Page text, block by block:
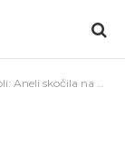
emotivne stihove, on ne skida osmeh! (VIDEO)